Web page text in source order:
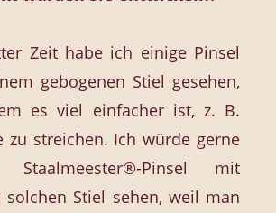
Zeit habe ich einige Pinsel
gebogenen Stiel gesehen,
es viel einfacher ist, z. B.
zu streichen. Ich würde gerne
Staalmeester®-Pinsel mit
solchen Stiel sehen, weil man